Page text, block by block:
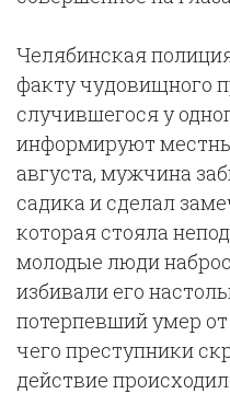
Челябинская
факту чудовищного
случившегося у
информируют
августа, мужчина
садика и сделал
которая стояла
молодые люди
избивали его
потерпевший умер
чего преступники
действие